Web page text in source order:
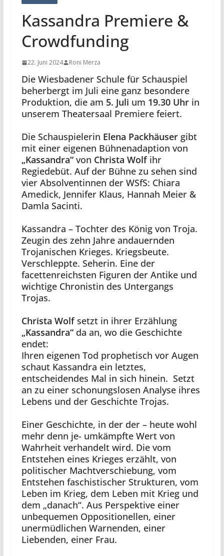
Kassandra Premiere &
Crowdfunding
22. Juni 2024 Roni Merza
Die Wiesbadener Schule für Schauspiel
beherbergt im Juli eine ganz besondere
Produktion, die am 5. Juli um 19.30 Uhrin
unserem Theatersaal Premiere feiert.
Die Schauspielerin Elena Packhäusergibt
mit einer eigenen Bühnenadaption von
„Kassandra“von Christa Wolfihr
Regiedebüt. Auf der Bühne zu sehen sind
vier Absolventinnen der WSfS: Chiara
Amedick, Jennifer Klaus, Hannah Meier &
Damla Sacinti.
Kassandra – Tochter des König von Troja.
Zeugin des zehn Jahre andauernden
Trojanischen Krieges. Kriegsbeute.
Verschleppte. Seherin. Eine der
facettenreichsten Figuren der Antike und
wichtige Chronistin des Untergangs
Trojas.
Christa Wolfsetzt in ihrer Erzählung
„Kassandra“da an, wo die Geschichte
endet:
Ihren eigenen Tod prophetisch vor Augen
schaut Kassandra ein letztes,
entscheidendes Mal in sich hinein. Setzt
an zu einer schonungslosen Analyse ihres
Lebens und der Geschichte Trojas.
Einer Geschichte, in der der – heute wohl
mehr denn je- umkämpfte Wert von
Wahrheit verhandelt wird. Die vom
Entstehen eines Krieges erzählt, von
politischer Machtverschiebung, vom
Entstehen faschistischer Strukturen, vom
Leben im Krieg, dem Leben mit Krieg und
dem „danach“. Aus Perspektive einer
unbequemen Oppositionellen, einer
unermüdlichen Warnenden, einer
Liebenden, einer Frau.